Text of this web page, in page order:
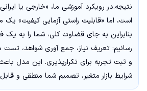
نتیجه.در رویکرد آموزشی ما، «خارجی یا
است، اما «قابلیت راستی آزمایی کیفیت» یک
بنابراین به جای قضاوت کلی، شما را به یک
رسانیم: تعریف نیاز، جمع آوری شواهد،
و ثبت تجربه برای تکرارپذیری. این مدل
شرایط بازار متغیر، تصمیم شما منطقی و